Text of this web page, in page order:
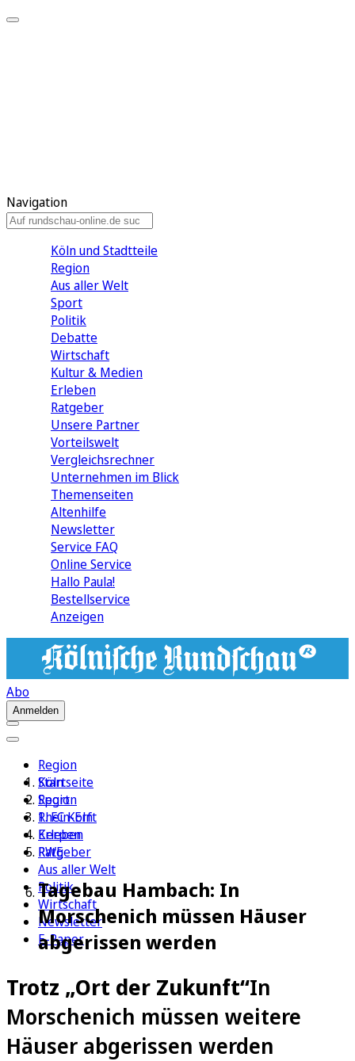
Navigation
Köln und Stadtteile
Region
Aus aller Welt
Sport
Politik
Debatte
Wirtschaft
Kultur & Medien
Erleben
Ratgeber
Unsere Partner
Vorteilswelt
Vergleichsrechner
Unternehmen im Blick
Themenseiten
Altenhilfe
Newsletter
Service FAQ
Online Service
Hallo Paula!
Bestellservice
Anzeigen
Abo
Anmelden
Region
Köln
Sport
1. FC Köln
Erleben
Ratgeber
Aus aller Welt
Politik
Wirtschaft
Newsletter
E-Paper
Startseite
Region
Rhein-Erft
Kerpen
RWE
Tagebau Hambach: In
Morschenich müssen Häuser
abgerissen werden
Trotz „Ort der Zukunft“In
Morschenich müssen weitere
Häuser abgerissen werden